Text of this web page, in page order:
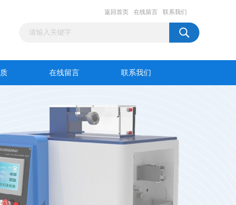
返回首页 在线留言 联系我们
在线留言 联系我们